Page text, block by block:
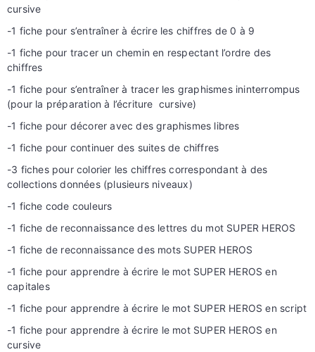
cursive
-1 fiche pour s’entraîner à écrire les chiffres de 0 à 9
-1 fiche pour tracer un chemin en respectant l’ordre des
chiffres
-1 fiche pour s’entraîner à tracer les graphismes ininterrompus
(pour la préparation à l’écriture cursive)
-1 fiche pour décorer avec des graphismes libres
-1 fiche pour continuer des suites de chiffres
-3 fiches pour colorier les chiffres correspondant à des
collections données (plusieurs niveaux)
-1 fiche code couleurs
-1 fiche de reconnaissance des lettres du mot SUPER HEROS
-1 fiche de reconnaissance des mots SUPER HEROS
-1 fiche pour apprendre à écrire le mot SUPER HEROSen
capitales
-1 fiche pour apprendre à écrire le mot SUPER HEROSen script
-1 fiche pour apprendre à écrire le mot SUPER HEROSen
cursive